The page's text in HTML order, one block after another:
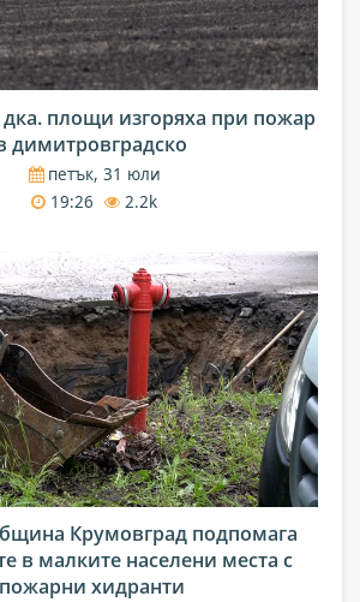
дка. площи изгоряха при пожар
димитровградско
петък, 31 юли
19:26
2.2k
Крумовград подпомага
в малките населени места с
пожарни хидранти